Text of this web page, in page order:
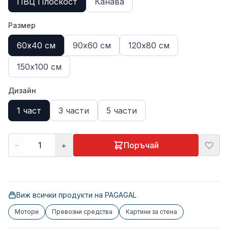
Размер
60х40 см 90х60 см 120х80 см
150х100 см
Дизайн
1 част 3 части 5 части
- + Поръчай
Виж всички продукти на PAGAGAL
Мотори Превозни средства Картини за стена